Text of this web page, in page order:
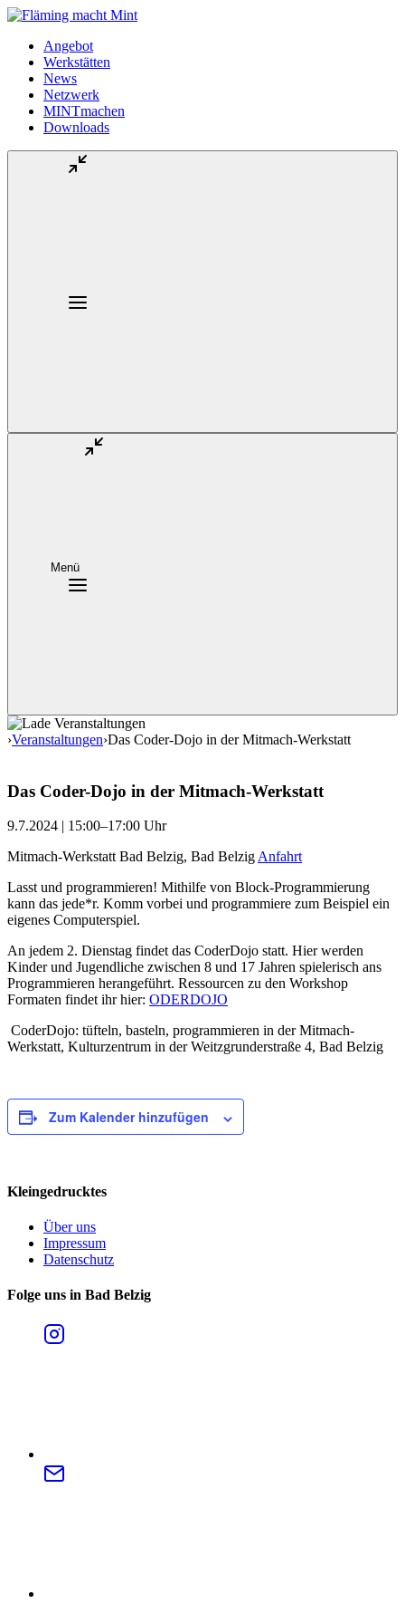
Angebot
Werkstätten
News
Netzwerk
MINTmachen
Downloads
Menü
›Veranstaltungen›Das Coder-Dojo in der Mitmach-Werkstatt
Das Coder-Dojo in der Mitmach-Werkstatt
9.7.2024 | 15:00–17:00 Uhr
Mitmach-Werkstatt Bad Belzig, Bad BelzigAnfahrt
Lasst und programmieren! Mithilfe von Block-Programmierung
kann das jede*r. Komm vorbei und programmiere zum Beispiel ein
eigenes Computerspiel.
An jedem 2. Dienstag findet das CoderDojo statt. Hier werden
Kinder und Jugendliche zwischen 8 und 17 Jahren spielerisch ans
Programmieren herangeführt. Ressourcen zu den Workshop
Formaten findet ihr hier: ODERDOJO
CoderDojo: tüfteln, basteln, programmieren in der Mitmach-
Werkstatt, Kulturzentrum in der Weitzgrunderstraße 4, Bad Belzig
Zum Kalender hinzufügen
Kleingedrucktes
Über uns
Impressum
Datenschutz
Folge uns in Bad Belzig